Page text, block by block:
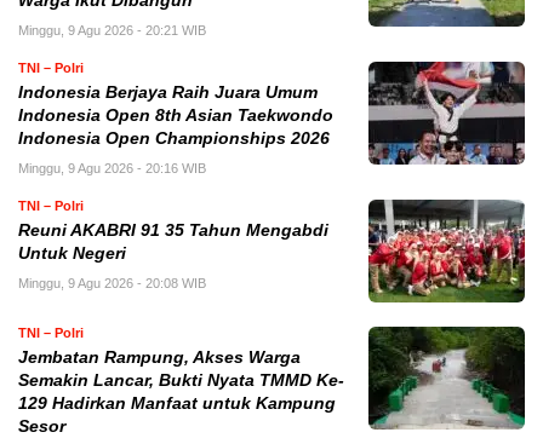
Minggu, 9 Agu 2026 - 20:21 WIB
TNI – Polri
Indonesia Berjaya Raih Juara Umum
Indonesia Open 8th Asian Taekwondo
Indonesia Open Championships 2026
Minggu, 9 Agu 2026 - 20:16 WIB
TNI – Polri
Reuni AKABRI 91 35 Tahun Mengabdi
Untuk Negeri
Minggu, 9 Agu 2026 - 20:08 WIB
TNI – Polri
Jembatan Rampung, Akses Warga
Semakin Lancar, Bukti Nyata TMMD Ke-
129 Hadirkan Manfaat untuk Kampung
Sesor